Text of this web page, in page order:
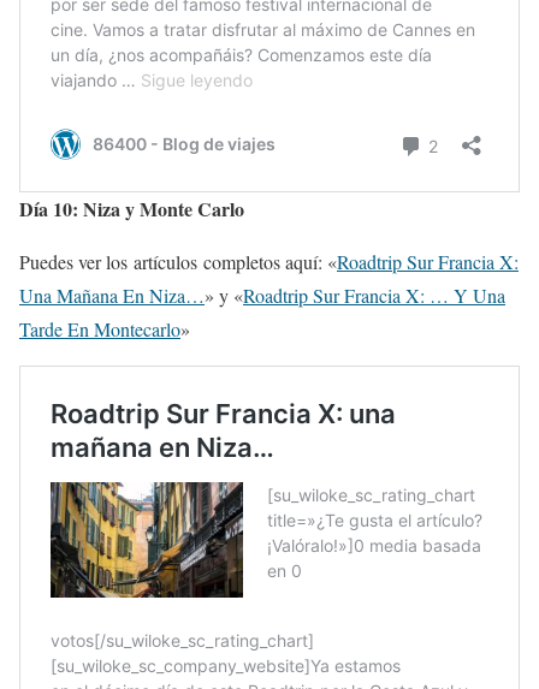
Día 10: Niza y Monte Carlo
Puedes ver los artículos completos aquí: «Roadtrip Sur Francia X:
Una Mañana En Niza…» y «Roadtrip Sur Francia X: … Y Una
Tarde En Montecarlo»